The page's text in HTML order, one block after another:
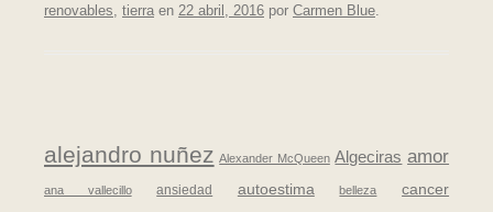
renovables tierra en 22 abril, 2016 por Carmen Blue
alejandro nuñez Alexander McQueen Algeciras amor
ana vallecillo ansiedad autoestima belleza cancer